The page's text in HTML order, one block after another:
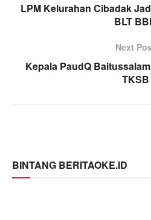
LPM Kelurahan Cibadak
BLT
Next
Kepala PaudQ
TKSB
BINTANG BERITAOKE.ID